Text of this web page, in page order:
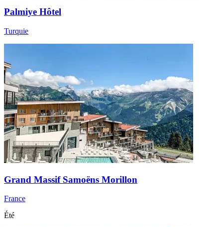
Palmiye Hôtel
Turquie
Grand Massif Samoëns Morillon
France
Été